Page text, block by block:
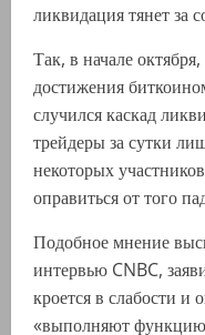
ликвидация тянет за
Так, в начале
достижения
случился каскад
трейдеры за сутки
некоторых
оправиться от того
Подобное мнение
интервью CNBC,
кроется в слабости и
«выполняют функцию